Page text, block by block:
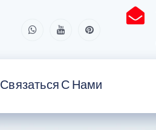
Связаться С Нами